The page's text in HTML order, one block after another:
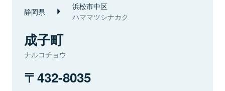
静岡県 浜松市中区
ハママツシナカク
成子町
ナルコチョウ
432-8035